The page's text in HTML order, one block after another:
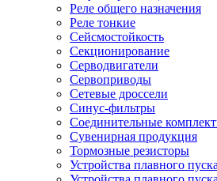
Реле общего назначения
Реле тонкие
Сейсмостойкость
Секционирование
Серводвигатели
Сервоприводы
Сетевые дроссели
Синус-фильтры
Соединительные
Сувенирная продукция
Тормозные резисторы
Устройства плавного